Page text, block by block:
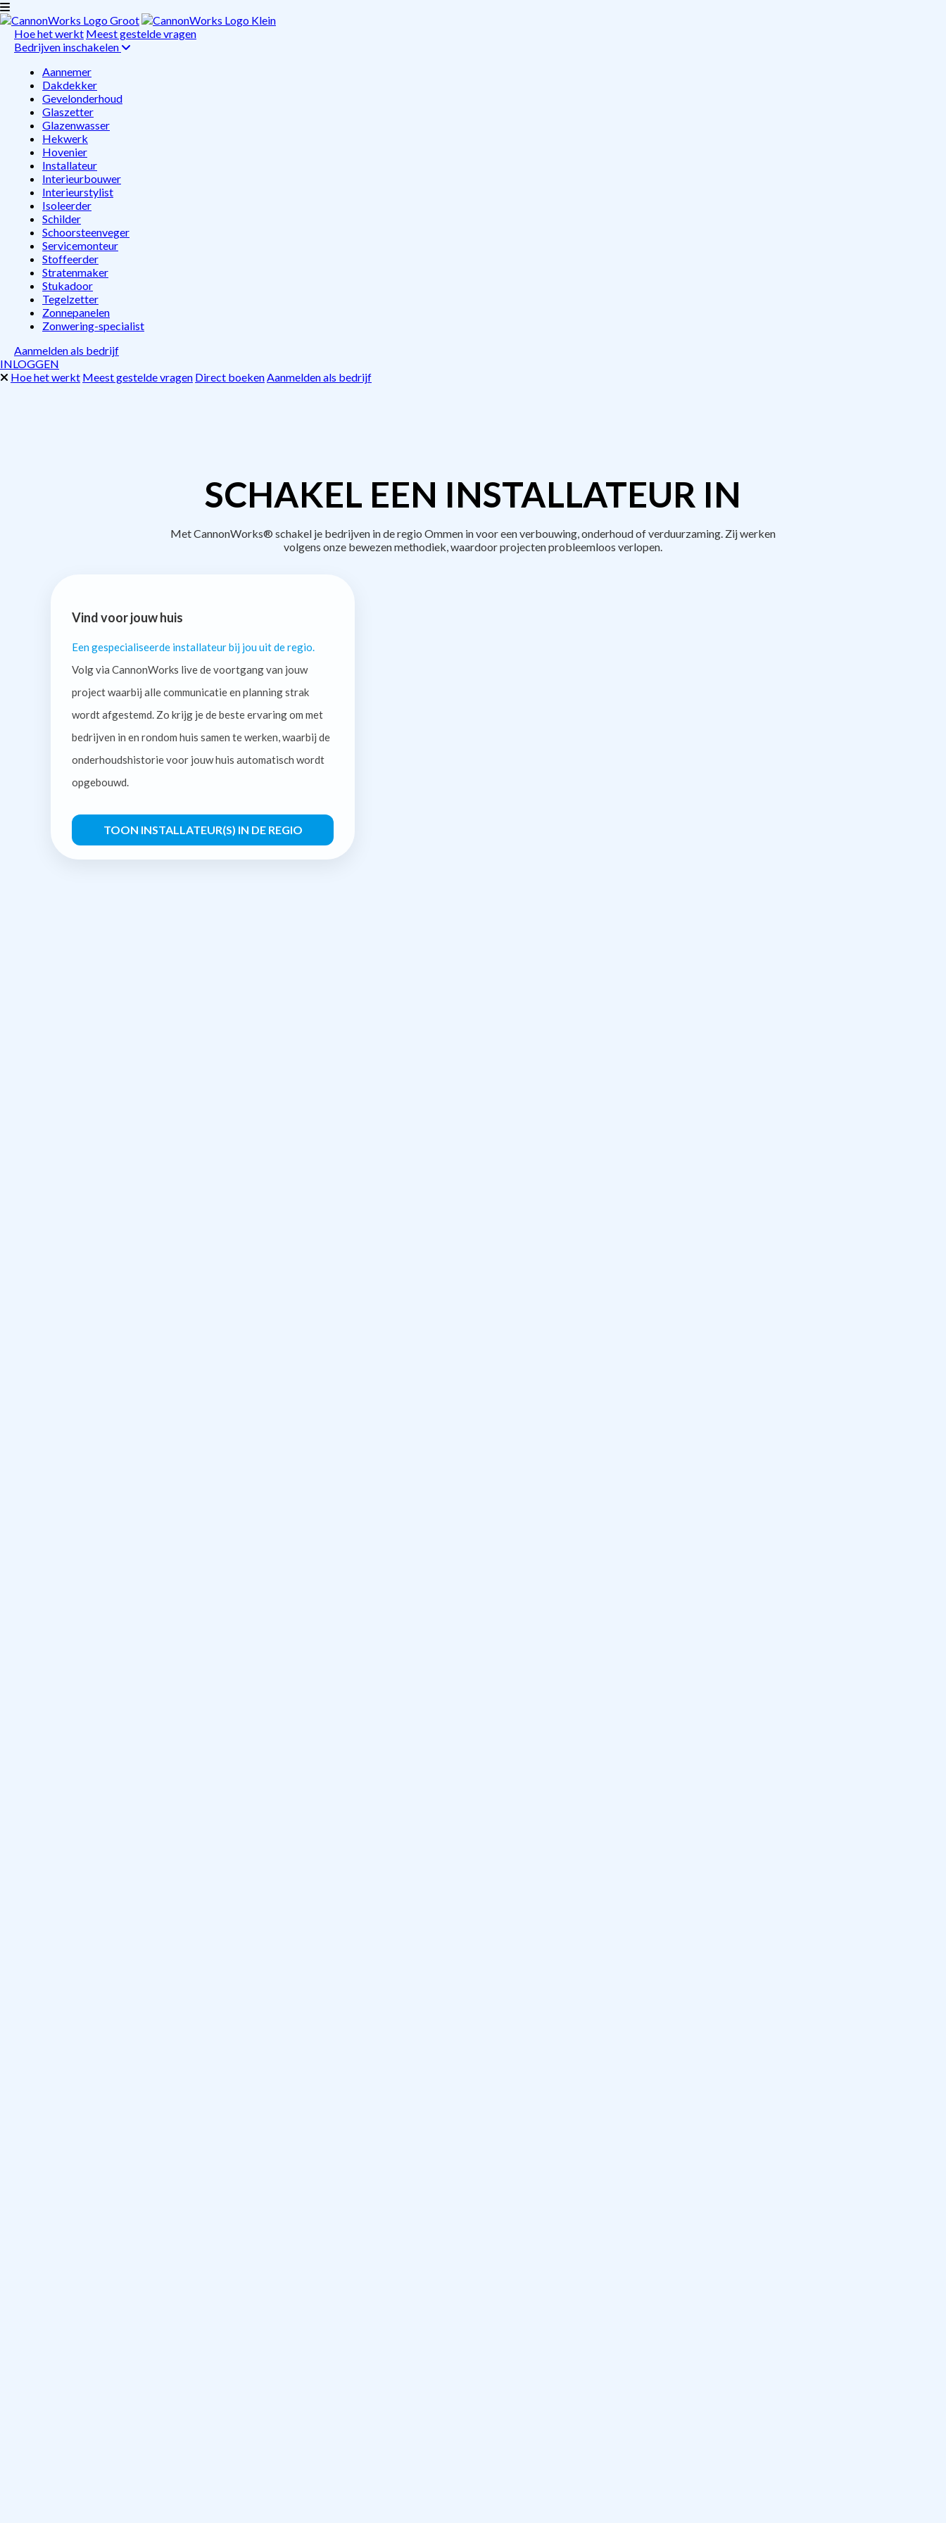
Hoe het werkt Meest gestelde vragen
Bedrijven inschakelen
Aannemer
Dakdekker
Gevelonderhoud
Glaszetter
Glazenwasser
Hekwerk
Hovenier
Installateur
Interieurbouwer
Interieurstylist
Isoleerder
Schilder
Schoorsteenveger
Servicemonteur
Stoffeerder
Stratenmaker
Stukadoor
Tegelzetter
Zonnepanelen
Zonwering-specialist
Aanmelden als bedrijf
INLOGGEN
Hoe het werkt Meest gestelde vragen Direct boekenAanmelden als bedrijf
SCHAKEL EEN INSTALLATEUR IN
Met CannonWorks® schakel je bedrijven in de regio Ommen in voor een verbouwing, onderhoud of verduurzaming. Zij werken
volgens onze bewezen methodiek, waardoor projecten probleemloos verlopen.
Vind voor jouw huis
Een gespecialiseerde installateur bij jou uit de regio.
Volg via CannonWorks live de voortgang van jouw
project waarbij alle communicatie en planning strak
wordt afgestemd. Zo krijg je de beste ervaring om met
bedrijven in en rondom huis samen te werken, waarbij de
onderhoudshistorie voor jouw huis automatisch wordt
opgebouwd.
TOON INSTALLATEUR(S) IN DE REGIO